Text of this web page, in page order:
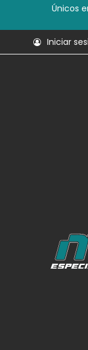
Únicos
Iniciar